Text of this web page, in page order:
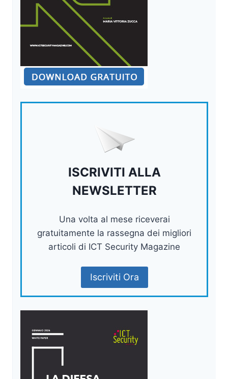
ISCRIVITI ALLA
NEWSLETTER
Una volta al mese riceverai
gratuitamente la rassegna dei migliori
articoli di ICT Security Magazine
Iscriviti Ora